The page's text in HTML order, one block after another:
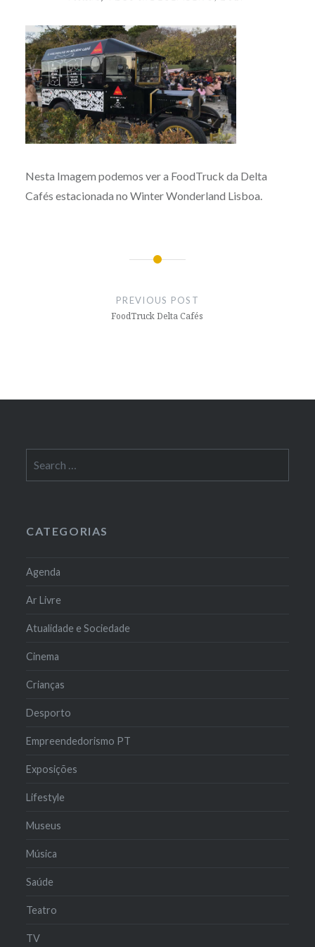
Nesta Imagem podemos ver a FoodTruck da Delta
Cafés estacionada no Winter Wonderland Lisboa.
PREVIOUS POST
FoodTruck Delta Cafés
for:
CATEGORIAS
Agenda
Ar Livre
Atualidade e Sociedade
Cinema
Crianças
Desporto
Empreendedorismo PT
Exposições
Lifestyle
Museus
Música
Saúde
Teatro
TV